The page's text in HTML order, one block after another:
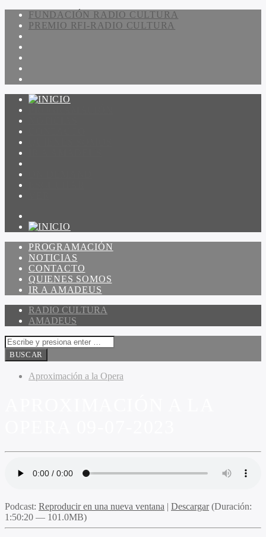
FUNDACIÓN RADIO CULTURA
PREMIO RFI-RADIO CULTURA
PROGRAMACIÓN
NOTICIAS
CONTACTO
QUIENES SOMOS
IR A AMADEUS
RADIO CULTURA
AMADEUS
Aproximación a la Opera
Podcast: Reproducir en una nueva ventana | Descargar(Duración:
1:50:20 — 101.0MB)